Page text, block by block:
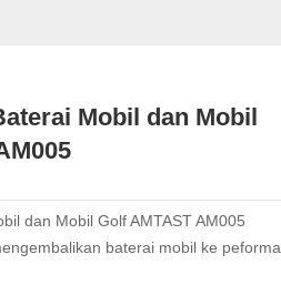
Mobil dan Mobil
dan Mobil Golf AMTAST AM005
baterai mobil ke peforma